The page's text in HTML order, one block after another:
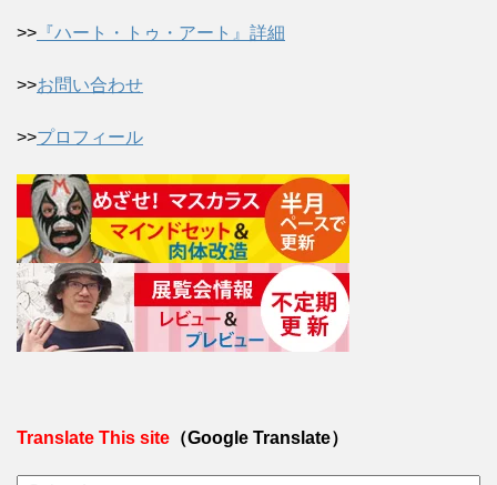
>> 『ハート・トゥ・アート』詳細
>>お問い合わせ
>>プロフィール
Translate This site （Google Translate）